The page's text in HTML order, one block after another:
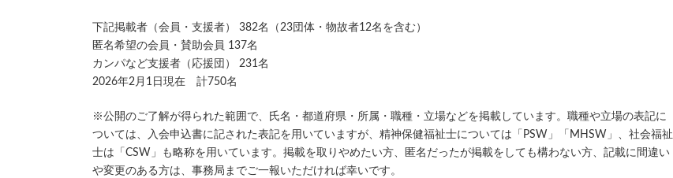
下記掲載者（会員・支援者） 382名（23団体・物故者12名を含む）
匿名希望の会員・賛助会員 137名
カンパなど支援者（応援団） 231名
2026年2月1日現在 計750名
※公開のご了解が得られた範囲で、氏名・都道府県・所属・職種・立場などを掲載しています。職種や立場の表記に
ついては、入会申込書に記された表記を用いていますが、精神保健福祉士については「PSW」「MHSW」、社会福祉
士は「CSW」も略称を用いています。掲載を取りやめたい方、匿名だったが掲載をしても構わない方、記載に間違い
や変更のある方は、事務局までご一報いただければ幸いです。